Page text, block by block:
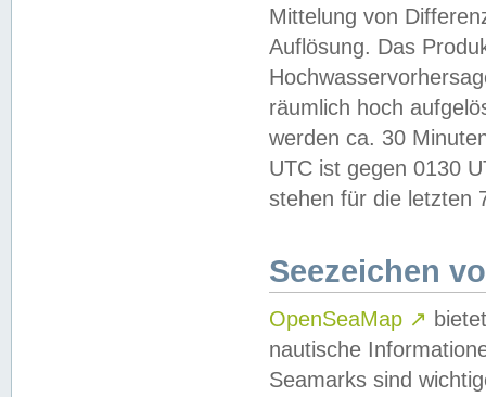
Mittelung von
Auflösung. Das
räumlich hoch
werden ca. 30
UTC ist gegen 0130
stehen für die letzten
Seezeichen
OpenSeaMap ↗
nautische
Seamarks sind